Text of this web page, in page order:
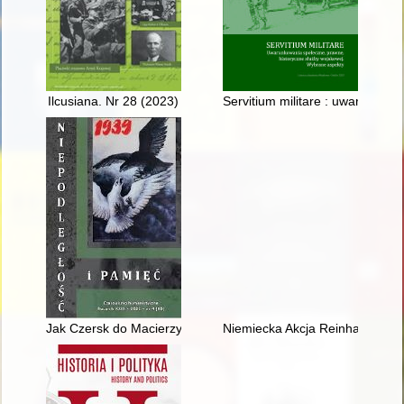
Ilcusiana. Nr 28 (2023) Servitium militare :
Jak Czersk do Macierzy powracałNiemiecka Akcja Reinhardt :